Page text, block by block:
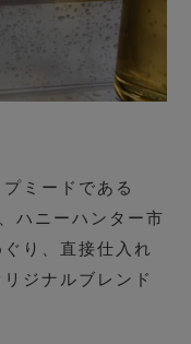
ミードである
ハニーハンター市
り、直接仕入れ
ジナルブレンド